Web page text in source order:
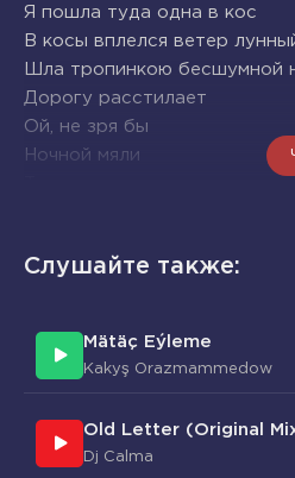
Я пошла туда одна в кос
В косы вплелся ветер
Шла тропинкою бесшумной
Дорогу расстилает
Ой, не зря бы
Ночной мяли
Из-за стареньких ворот
В темной дымке луна синей
То ли леший, то ли сон
Только сердце в унисон
Билось звонко и игриво
Слушайте также:
Mätäç Eýleme
Kakyş Orazmammedow
Old Letter (Original
Dj Calma